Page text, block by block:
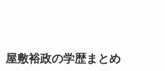
屋敷裕政の学歴まとめ